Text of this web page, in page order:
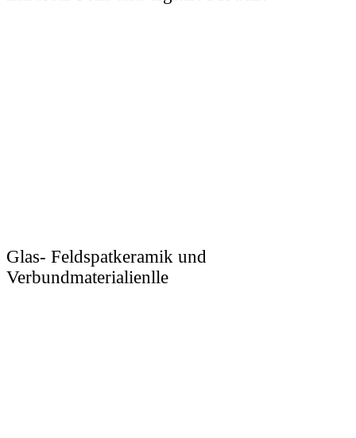
Glas- Feldspatkeramik und
Verbundmaterialienlle